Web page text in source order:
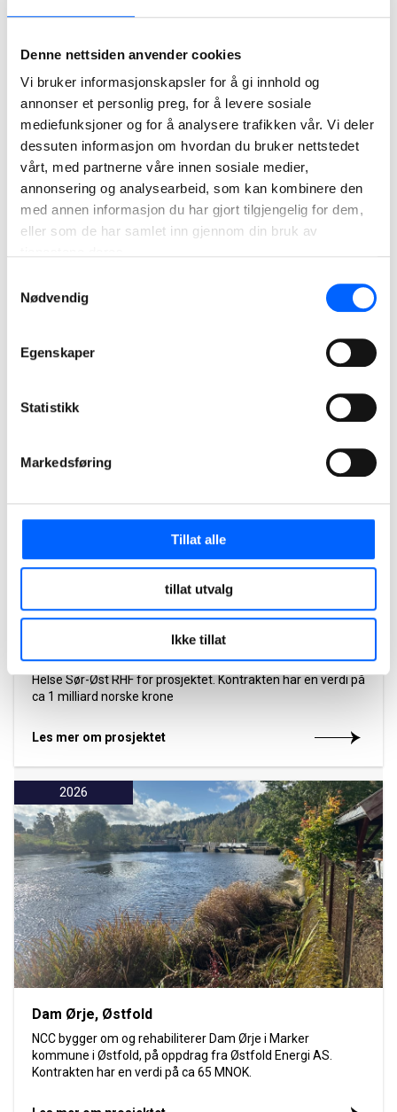
Denne nettsiden anvender cookies
Vi bruker informasjonskapsler for å gi innhold og
annonser et personlig preg, for å levere sosiale
mediefunksjoner og for å analysere trafikken vår. Vi deler
dessuten informasjon om hvordan du bruker nettstedet
vårt, med partnerne våre innen sosiale medier,
annonsering og analysearbeid, som kan kombinere den
med annen informasjon du har gjort tilgjengelig for dem,
eller som de har samlet inn gjennom din bruk av
Nødvendig
Egenskaper
Statistikk
Markedsføring
Tillat alle
tillat utvalg
Ikke tillat
Stasjonstiltak Strømmen-Oslo-Ski
NCC har inngått samspillskontrakt med Bane NOR for
Les mer om prosjektet
2026
Ny Sikkerhetspsykiatri på Ila, Bærum
NCC har etablert bygget for sikkerhetspsykiatri med
hoveddeler, en for døgnenheter og et mottaksbygg. Totalt
er bygget på 14 500 kvm. NCC har signert kontrakt med
Helse Sør-Øst RHF for prosjektet. Kontrakten har en verdi på
ca 1 milliard norske krone
Les mer om prosjektet
2026
Dam Ørje, Østfold
NCC bygger om og rehabiliterer Dam Ørje i Marker
kommune i Østfold, på oppdrag fra Østfold Energi AS.
Kontrakten har en verdi på ca 65 MNOK.